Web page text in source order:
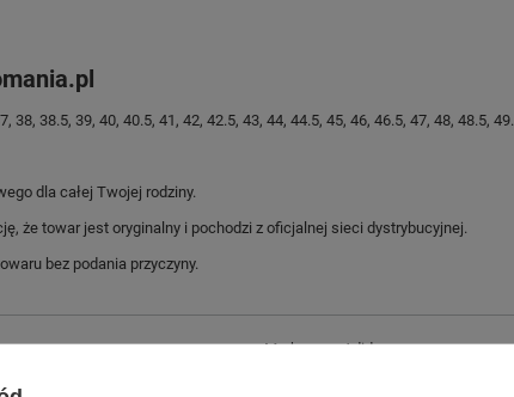
38.5, 39, 40, 40.5, 41, 42, 42.5, 43, 44, 44.5, 45, 46, 46.5, 47, 48, 48.5, 49.
dla całej Twojej rodziny.
że towar jest oryginalny i pochodzi z oficjalnej sieci dystrybucyjnej.
bez podania przyczyny.
Marka Adidas